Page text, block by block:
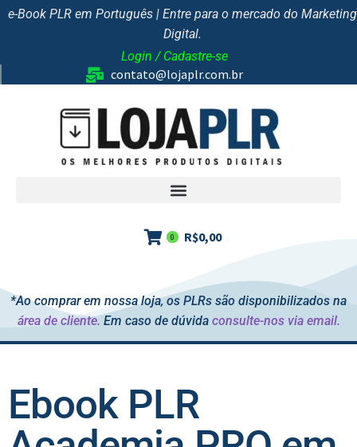
e-Book PLR em Português | Entre para o mercado do Marketing
Digital.
Login / Cadastre-se
contato@lojaplr.com.br
R$0,00
0
*Ao comprar em nossa loja, os PLRs são disponibilizados na
área de cliente. Em caso de dúvida consulte-nos via email.
Ebook PLR